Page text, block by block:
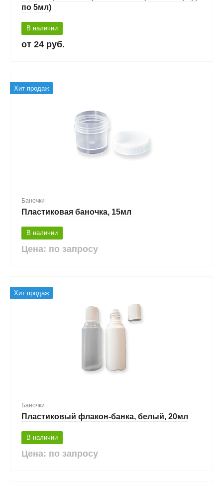
по 5мл)
В наличии
24 руб.
Хит продаж
Баночки
Пластиковая баночка, 15мл
В наличии
Цена: по запросу
Хит продаж
Баночки
Пластиковый флакон-банка, белый, 20мл
В наличии
Цена: по запросу